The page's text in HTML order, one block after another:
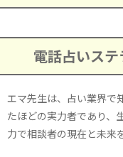
電話占いス
エマ先生は、占い業界で
たほどの実力者であり、
力で相談者の現在と未来